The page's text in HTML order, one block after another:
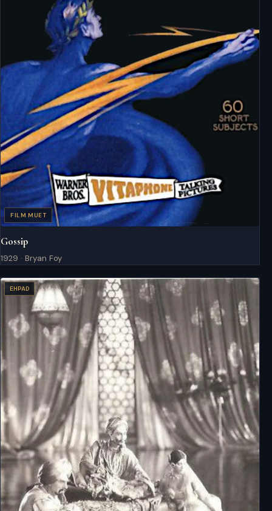
FILM MUET
Gossip
1929 · Bryan Foy
EHPAD